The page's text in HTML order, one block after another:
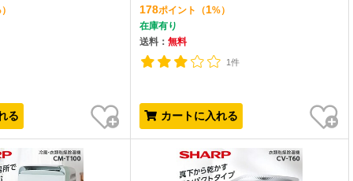
る
お気に入り
178ポイント （1%）
在庫有り
送料： 無料
1件
カートに入れる
お気に入り